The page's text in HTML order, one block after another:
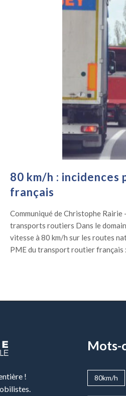
80 km/h :
français
Communiqué de Christophe
transports routiers Dans le
vitesse à 80 km/h sur les routes
PME du transport routier français
!
Mots-
80km/h